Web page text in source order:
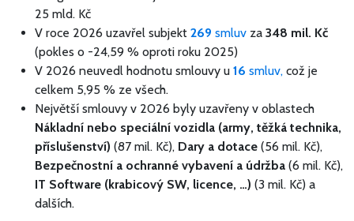
25 mld. Kč
V roce 2026 uzavřel subjekt 269 smluv za 348 mil. Kč
(pokles o -24,59 % oproti roku 2025)
V 2026 neuvedl hodnotu smlouvy u 16 smluv, což je
celkem 5,95 % ze všech.
Největší smlouvy v 2026 byly uzavřeny v oblastech
Nákladní nebo speciální vozidla (army, těžká technika,
příslušenství) (87 mil. Kč), Dary a dotace (56 mil. Kč),
Bezpečnostní a ochranné vybavení a údržba (6 mil. Kč),
IT Software (krabicový SW, licence, …) (3 mil. Kč) a
dalších.